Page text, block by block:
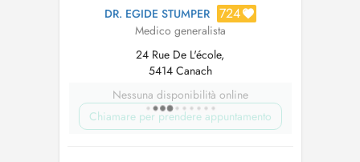
DR. EGIDE STUMPER 724
Medico generalista
24 Rue De L'école,
5414 Canach
Nessuna disponibilità online
Chiamare per prendere appuntamento